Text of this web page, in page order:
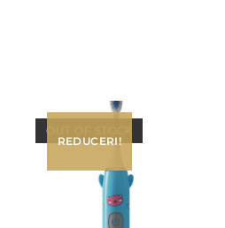
OUT OF STOCK
REDUCERI!